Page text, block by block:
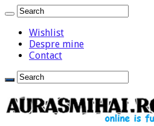
Wishlist
Despre mine
Contact